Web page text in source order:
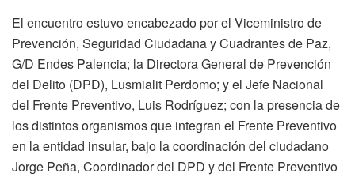
El encuentro estuvo encabezado por el Viceministro de
Prevención, Seguridad Ciudadana y Cuadrantes de Paz,
G/D Endes Palencia; la Directora General de Prevención
del Delito (DPD), Lusmialit Perdomo; y el Jefe Nacional
del Frente Preventivo, Luis Rodríguez; con la presencia de
los distintos organismos que integran el Frente Preventivo
en la entidad insular, bajo la coordinación del ciudadano
Jorge Peña, Coordinador del DPD y del Frente Preventivo